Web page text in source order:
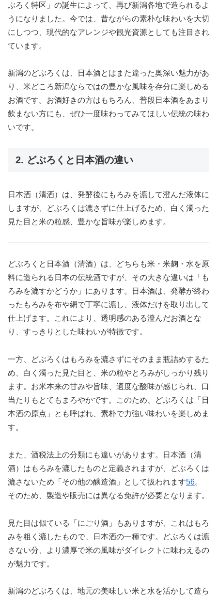
ぶろく特区」の誕生によって、再び新潟各地で造られるよ
うになりました。今では、昔ながらの素朴な味わいを大切
にしつつ、現代的なアレンジや観光資源としても注目され
ています。
新潟のどぶろくは、日本酒とはまた違った奥深い魅力があ
り、米どころ新潟ならではの豊かな風味を存分に楽しめる
お酒です。お酒好きの方はもちろん、普段日本酒をあまり
飲まない方にも、ぜひ一度味わってみてほしい伝統の味わ
いです。
2. どぶろくと日本酒の違い
日本酒（清酒）は、発酵後にもろみを漉して澄んだ液体に
しますが、どぶろくは漉さずに仕上げるため、白く濁った
見た目と米の粒感、豊かな旨味が楽しめます。
どぶろくと日本酒（清酒）は、どちらも米・米麹・水を原
料に造られる日本の伝統酒ですが、その大きな違いは「も
ろみを漉すかどうか」にあります。日本酒は、発酵が終わ
ったもろみを布や網で丁寧に漉し、液体だけを取り出して
仕上げます。これにより、透明感のある澄んだお酒とな
り、すっきりとした味わいが特徴です。
一方、どぶろくはもろみを漉さずにそのまま瓶詰めするた
め、白く濁った見た目と、米の粒やとろみがしっかり残り
ます。お米本来の甘みや旨味、適度な酸味が感じられ、口
当たりもとてもまろやかです。このため、どぶろくは「日
本酒の原点」とも呼ばれ、素朴で力強い味わいを楽しめま
す。
また、酒税法上の分類にも違いがあります。日本酒（清
酒）はもろみを漉したものと定義されますが、どぶろくは
漉さないため「その他の醸造酒」として扱われます56。
そのため、製造や販売には異なる免許が必要となります。
見た目は似ている「にごり酒」もありますが、これはもろ
みを粗く漉したもので、日本酒の一種です。どぶろくは漉
さない分、より濃厚で米の風味がダイレクトに味わえるの
が魅力です。
新潟のどぶろくは、地元の美味しい米と水を活かして造ら